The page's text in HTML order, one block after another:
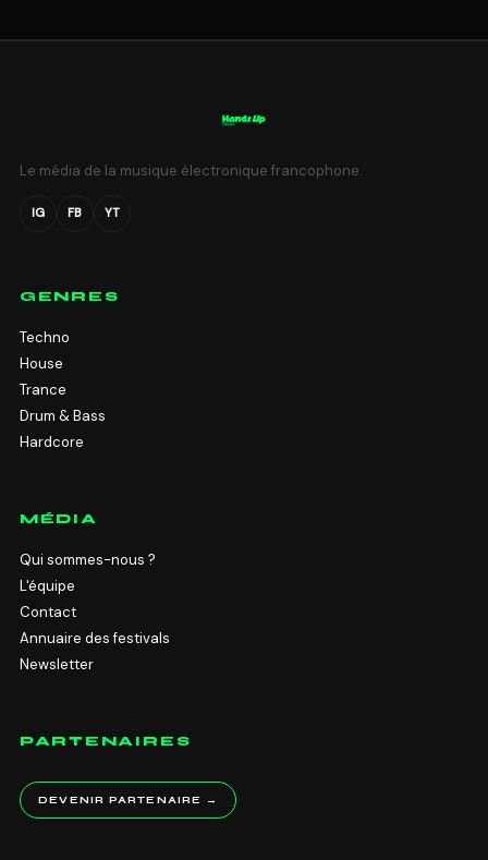
Le média de la musique électronique francophone.
IG FB YT
GENRES
Techno
House
Trance
Drum & Bass
Hardcore
MÉDIA
Qui sommes-nous ?
L'équipe
Contact
Annuaire des festivals
Newsletter
PARTENAIRES
DEVENIR PARTENAIRE →